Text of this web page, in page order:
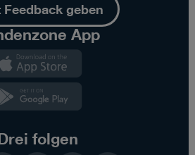
Feedback geben
App
folgen